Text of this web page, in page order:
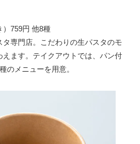
）759円 他8種
専門店。こだわりの生パスタのモ
えます。テイクアウトでは、パン付
のメニューを用意。